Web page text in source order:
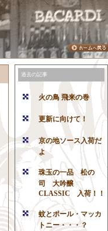
過去の記事
火の鳥 飛来の巻
更新に向けて！
京の地ソース入荷だ
よ
珠玉の一品 松の
司 大吟醸
CLASSIC 入荷！！
蚊とポール・マッカ
トニー・・・？